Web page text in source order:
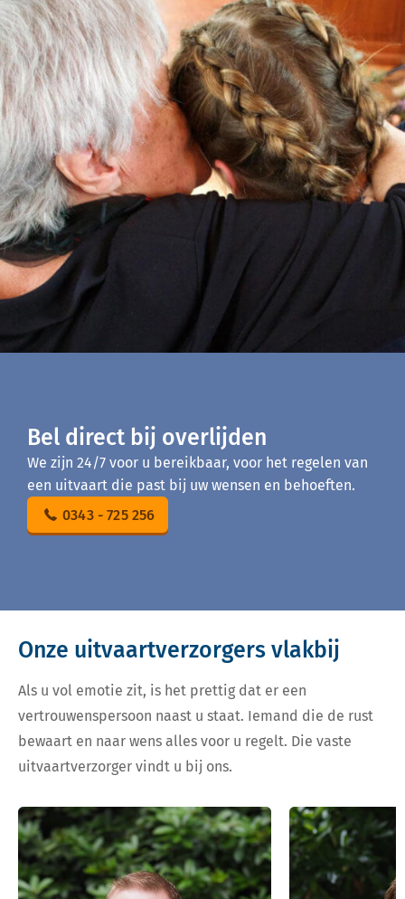
Bel direct bij overlijden
We zijn 24/7 voor u bereikbaar, voor het regelen van
een uitvaart die past bij uw wensen en behoeften.
0343 - 725 256
Onze uitvaartverzorgers vlakbij
Als u vol emotie zit, is het prettig dat er een
vertrouwenspersoon naast u staat. Iemand die de rust
bewaart en naar wens alles voor u regelt. Die vaste
uitvaartverzorger vindt u bij ons.